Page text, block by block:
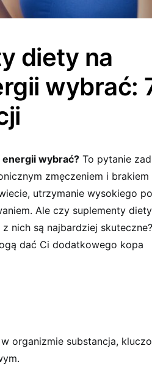
diety na
wybrać:
wybrać? To pytanie
zmęczeniem i brakiem
utrzymanie wysokiego
Ale czy suplementy
nich są najbardziej skuteczne?
dać Ci dodatkowego kopa
organizmie substancja,